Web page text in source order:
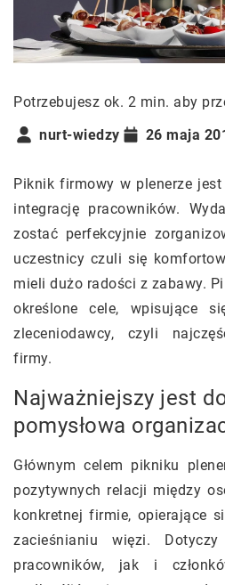
Potrzebujesz ok. 2 min. aby
nurt-wiedzy
26 maja
Piknik firmowy w plenerze jest
integrację pracowników.
zostać perfekcyjnie
uczestnicy czuli się
mieli dużo radości z zabawy.
określone cele, wpisujące
zleceniodawcy, czyli
firmy.
Najważniejszy jest
pomysłowa
Głównym celem pikniku
pozytywnych relacji między
konkretnej firmie, opierające
zacieśnianiu więzi.
pracowników, jak i